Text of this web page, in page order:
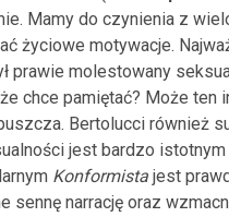
Mamy do czynienia z
życiowe motywacje.
prawie molestowany
chce pamiętać? Może
Bertolucci również
jest bardzo
Konformista jest
sennę narrację oraz